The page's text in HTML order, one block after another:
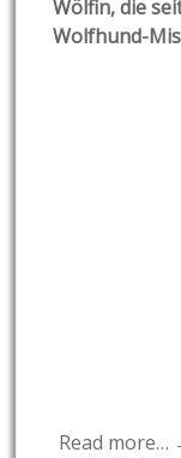
Wölfin, die
Wolfhund-
Read more…